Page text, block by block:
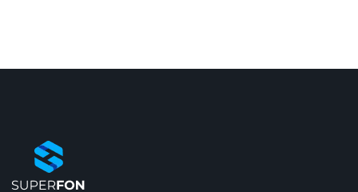
Zaštitna maska/futrola
EAN:
3666339093952